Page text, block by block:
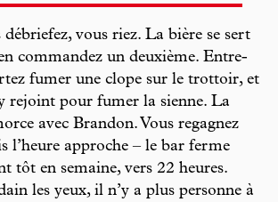
vous riez. La bière se sert
commandez un deuxième. Entre-
fumer une clope sur le trottoir, et
rejoint pour fumer la sienne. La
avec Brandon. Vous regagnez
l’heure approche – le bar ferme
tôt en semaine, vers 22 heures.
les yeux, il n’y a plus personne à